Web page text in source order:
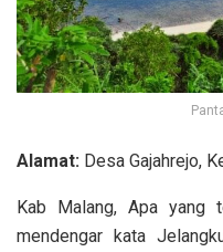
Alamat: Desa Gajahrejo,
Kab Malang, Apa yang
mendengar kata